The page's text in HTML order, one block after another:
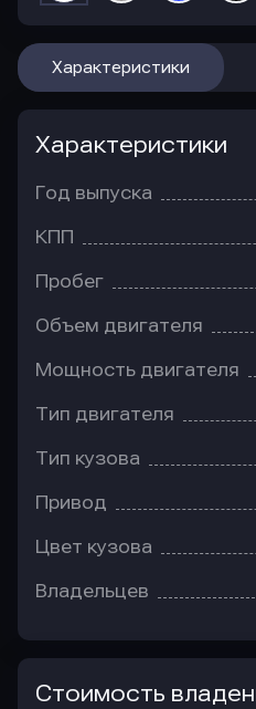
Характеристики
Характеристики
Год выпуска
КПП
Пробег
Объем двигателя
Мощность двигателя
Тип двигателя
Тип кузова
Привод
Цвет кузова
Владельцев
Стоимость